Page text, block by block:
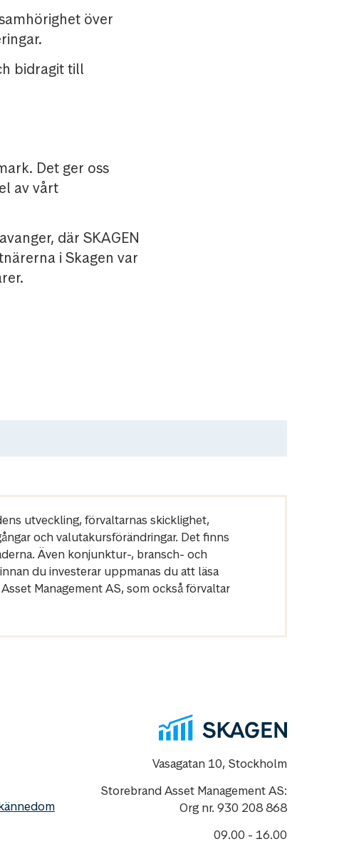
över
bidragit till
Det ger oss
av vårt
där SKAGEN
i Skagen var
utveckling, förvaltarnas skicklighet,
och valutakursförändringar. Det finns
Även konjunktur-, bransch- och
du investerar uppmanas du att läsa
Management AS, som också förvaltar
Vasagatan 10, Stockholm
Storebrand Asset Management AS:
Org nr. 930 208 868
09.00 - 16.00